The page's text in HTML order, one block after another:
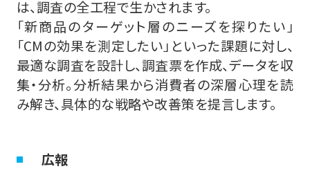
は、調査の全工程で生かされます。
「新商品のターゲット層のニーズを探りたい」
「CMの効果を測定したい」といった課題に対し、
最適な調査を設計し、調査票を作成、データを収
集・分析。分析結果から消費者の深層心理を読
み解き、具体的な戦略や改善策を提言します。
広報